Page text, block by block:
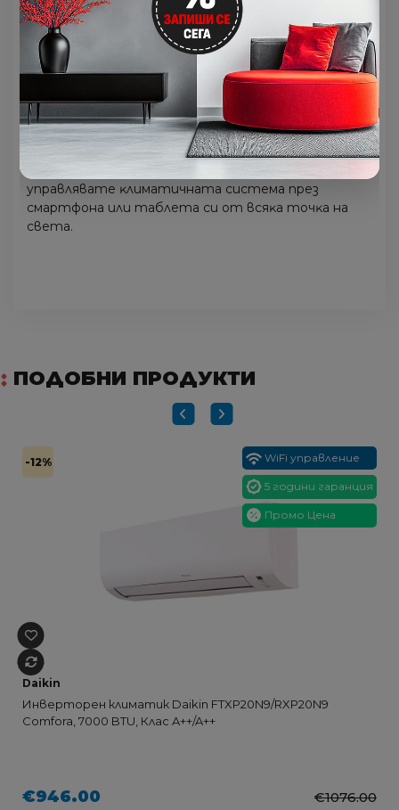
Възможност за програмиране на таймер за
автоматично включване или изключване на
климатика в предварително избран час от
Wі-Fі Rеаdу
Блaгoдapeниe нa oпциoнaлнaтa възмoжнocт зa
yпpaвлявaтe ĸлимaтичнaтa cиcтeмa пpeз
cмapтфoнa или тaблeтa cи oт вcяĸa тoчĸa нa
cвeтa.
ПОДОБНИ ПРОДУКТИ
-12% WiFi управление
5 години гаранция
Промо Цена
Daikin
Инверторен климатик Daikin FTXP20N9/RXP20N9
Comfora, 7000 BTU, Клас A++/A++
€946.00 €1076.00